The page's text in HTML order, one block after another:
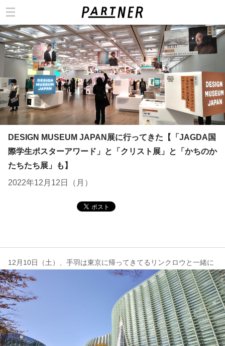
DESIGN MUSEUM JAPAN展に行ってきた【「JAGDA国
際学生ポスターアワード」と「クリスト展」と「かちのか
たちたち展」も】
2022年12月12日（月）
12月10日（土）、手羽は東京に帰ってきてるリンクロウと一緒に
カテゴリ
コンテンツ
このサイトについて
運営会社
お問い合わせ